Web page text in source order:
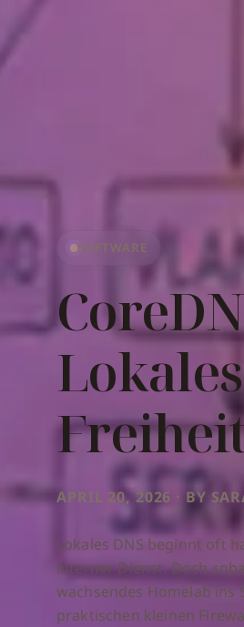
SOFTWARE
APRIL 20, 2026 · BY
Lokales DNS beginnt oft
interner Dienst. Doch
wachsendes Homelab ins
praktischen kleinen